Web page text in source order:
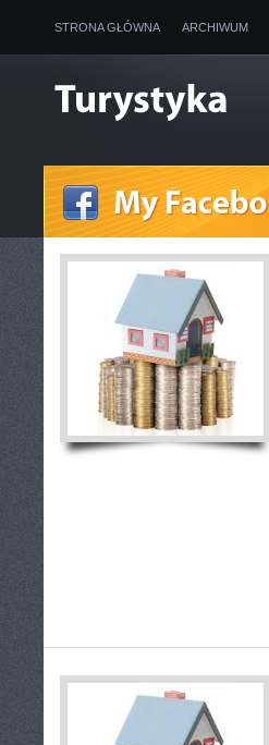
STRONA GŁÓWNA ARCHIWUM